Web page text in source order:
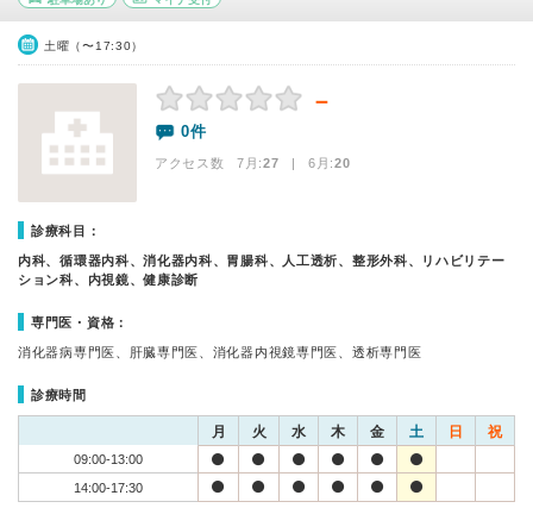
土曜（〜17:30）
－
0件
アクセス数 7月:27 | 6月:20
診療科目：
内科、循環器内科、消化器内科、胃腸科、人工透析、整形外科、リハビリテー
ション科、内視鏡、健康診断
専門医・資格：
消化器病専門医、肝臓専門医、消化器内視鏡専門医、透析専門医
診療時間
月 火 水 木 金 土 日 祝
09:00-13:00
14:00-17:30